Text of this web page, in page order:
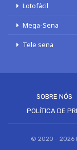
Lotofácil
Mega-Sena
Tele sena
SOBRE NÓS
POLÍTICA DE
© 2020 - 2026